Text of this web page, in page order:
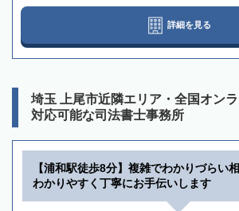
詳細を見る
埼玉 上尾市近隣エリア・全国オン
対応可能な司法書士事務所
【浦和駅徒歩8分】複雑でわかりづらい
わかりやすく丁寧にお手伝いします